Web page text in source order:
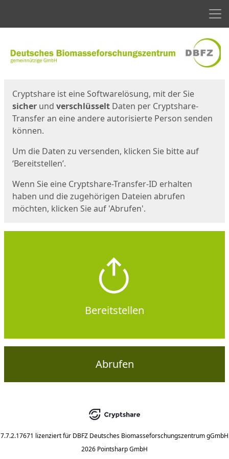
Cryptshare ist eine Softwarelösung, mit der Sie
sicher und verschlüsselt Daten per Cryptshare-
Transfer an eine andere autorisierte Person senden
können.
Um die Daten zu versenden, klicken Sie bitte auf
‘Bereitstellen’.
Wenn Sie eine Cryptshare-Transfer-ID erhalten
haben und die zugehörigen Dateien abrufen
möchten, klicken Sie auf 'Abrufen'.
Bereitstellen
Abrufen
7.7.2.17671 lizenziert für DBFZ Deutsches Biomasseforschungszentrum gGmbH
2026 Pointsharp GmbH